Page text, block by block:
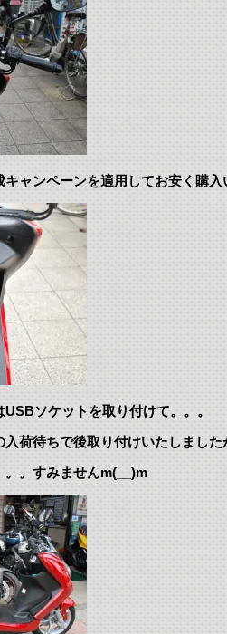
ャンペーンを適用してお安く購入
ソケットを取り付けて。。。
荷待ちで後取り付けいたしまし
。すみませんm(__)m